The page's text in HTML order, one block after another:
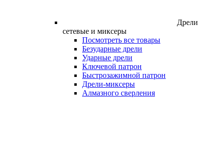
Дрели
сетевые и миксеры
Посмотреть все товары
Безударные дрели
Ударные дрели
Ключевой патрон
Быстрозажимной патрон
Дрели-миксеры
Алмазного сверления